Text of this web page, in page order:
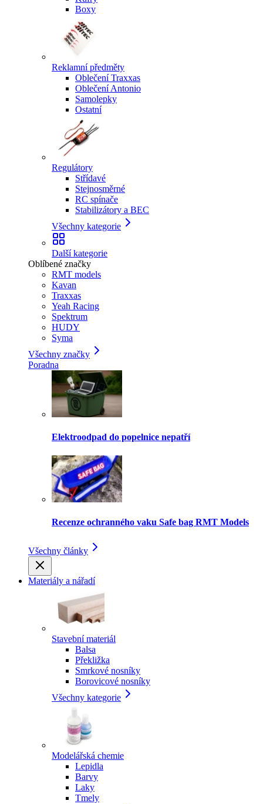
Boxy
Reklamní předměty
Oblečení Traxxas
Oblečení Antonio
Samolepky
Ostatní
Regulátory
Střídavé
Stejnosměrné
RC spínače
Stabilizátory a BEC
Všechny kategorie
Další kategorie
Oblíbené značky
RMT models
Kavan
Traxxas
Yeah Racing
Spektrum
HUDY
Syma
Všechny značky
Poradna
Elektroodpad do popelnice nepatří
Recenze ochranného vaku Safe bag RMT Models
Všechny články
Materiály a nářadí
Stavební materiál
Balsa
Překližka
Smrkové nosníky
Borovicové nosníky
Všechny kategorie
Modelářská chemie
Lepidla
Barvy
Laky
Tmely